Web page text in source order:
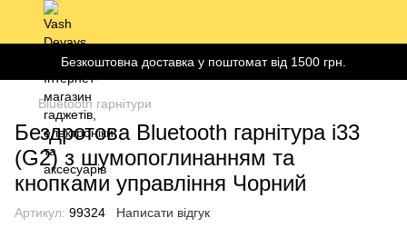
Безкоштовна доставка у поштомат від 1500 грн.
Bluetooth гарнітури
Бездротова Bluetooth гарнітура i33
(G2) з шумопоглинанням та
кнопками управління Чорний
Артикул: 99324 Написати відгук